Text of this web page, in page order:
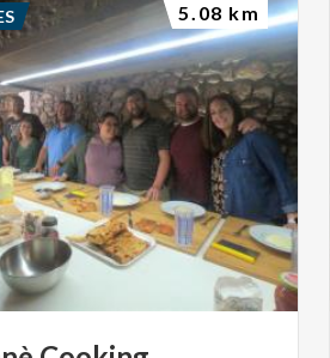
5.08 km